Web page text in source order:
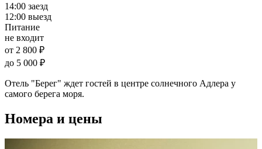
14:00 заезд
12:00 выезд
Питание
не входит
от 2 800 ₽
до 5 000 ₽
Отель "Берег" ждет гостей в центре солнечного Адлера у
самого берега моря.
Номера и цены